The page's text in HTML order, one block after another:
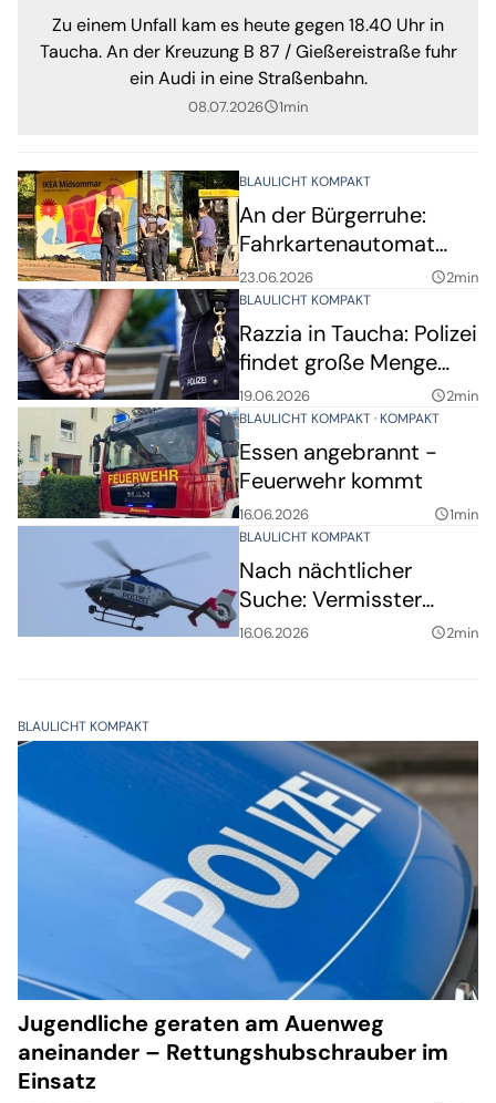
Zu einem Unfall kam es heute gegen 18.40 Uhr in
Taucha. An der Kreuzung B 87 / Gießereistraße fuhr
ein Audi in eine Straßenbahn.
08.07.2026query_builder1min
BLAULICHT KOMPAKT
An der Bürgerruhe:
Fahrkartenautomat
gesprengt
23.06.2026 query_builder2min
BLAULICHT KOMPAKT
Razzia in Taucha: Polizei
findet große Menge
Drogen und Waffen -
Festnahme
19.06.2026 query_builder2min
BLAULICHT KOMPAKT KOMPAKT
Essen angebrannt -
Feuerwehr kommt
16.06.2026 query_builder1min
BLAULICHT KOMPAKT
Nach nächtlicher
Suche: Vermisster
Mann in Taucha
16.06.2026 query_builder2min
BLAULICHT KOMPAKT
Jugendliche geraten am Auenweg
aneinander – Rettungshubschrauber im
Einsatz